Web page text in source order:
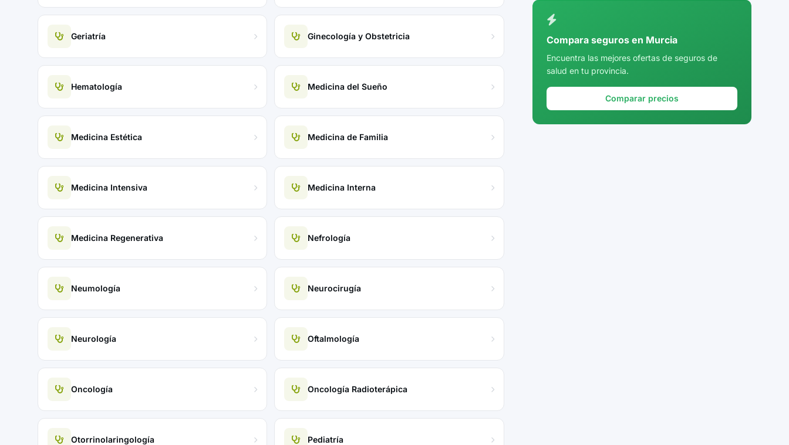
Geriatría Ginecología y Obstetricia
Hematología Medicina del Sueño
Medicina Estética Medicina de Familia
Medicina Intensiva Medicina Interna
Medicina Regenerativa Nefrología
Neumología Neurocirugía
Neurología Oftalmología
Oncología Oncología Radioterápica
Otorrinolaringología Pediatría
Córdoba
Cuenca
Girona
Compara seguros en Murcia
Encuentra las mejores ofertas de seguros de
salud en tu provincia.
Comparar precios